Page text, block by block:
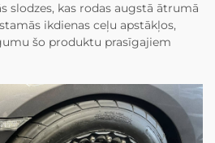
slodzes, kas rodas augstā ātrumā
ikdienas ceļu apstākļos,
šo produktu prasīgajiem